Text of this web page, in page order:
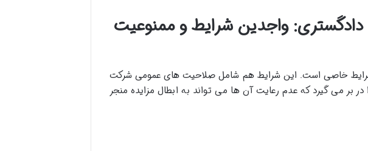
واجدین شرایط و ممنوعیت
شرایط خاصی است. این شرایط هم شامل صلاحیت های عمومی شرکت
بر می گیرد که عدم رعایت آن ها می تواند به ابطال مزایده منجر